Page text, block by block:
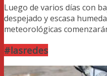
Luego de varios días con
despejado y escasa
meteorológicas
#lasredes